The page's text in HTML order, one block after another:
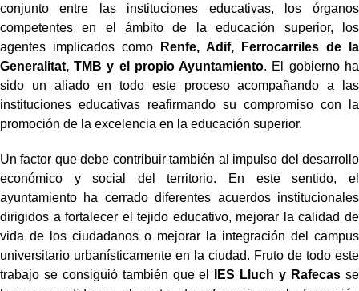
conjunto entre las instituciones educativas, los órganos
competentes en el ámbito de la educación superior, los
agentes implicados como
Renfe, Adif, Ferrocarriles de la
Generalitat, TMB y el propio Ayuntamiento. El gobierno ha
sido un aliado en todo este proceso acompañando a las
instituciones educativas reafirmando su compromiso con la
promoción de la excelencia en la educación superior.
Un factor que debe contribuir también al impulso del desarrollo
económico y social del territorio. En este sentido, el
ayuntamiento ha cerrado diferentes acuerdos institucionales
dirigidos a fortalecer el tejido educativo, mejorar la calidad de
vida de los ciudadanos o mejorar la integración del campus
universitario urbanísticamente en la ciudad. Fruto de todo este
trabajo se consiguió también que el
IES Lluch y Rafecas se